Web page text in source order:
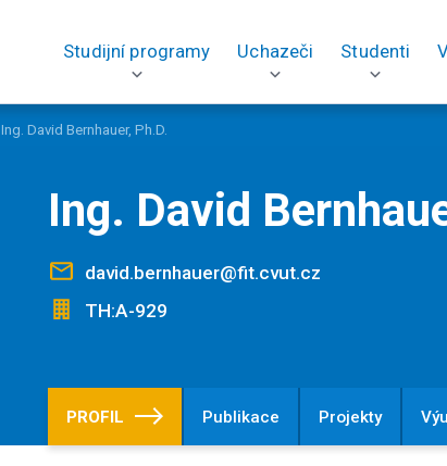
Studijní programy Uchazeči Studenti
Ing. David Bernhauer, Ph.D.
Ing. David
david.bernhauer@fit.cvut.cz
TH:A-929
PROFIL Publikace Projekty